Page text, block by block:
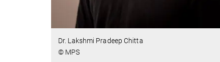
Dr. Lakshmi Pradeep Chitta
© MPS